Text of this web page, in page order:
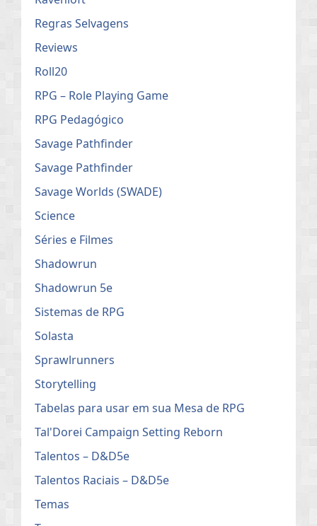
Regras Selvagens
Reviews
Roll20
RPG – Role Playing Game
RPG Pedagógico
Savage Pathfinder
Savage Pathfinder
Savage Worlds (SWADE)
Science
Séries e Filmes
Shadowrun
Shadowrun 5e
Sistemas de RPG
Solasta
Sprawlrunners
Storytelling
Tabelas para usar em sua Mesa de RPG
Tal'Dorei Campaign Setting Reborn
Talentos – D&D5e
Talentos Raciais – D&D5e
Temas